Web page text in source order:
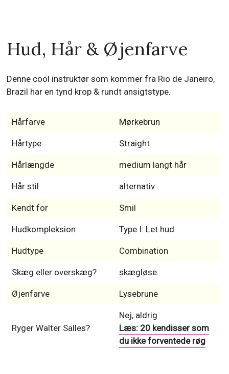
Hud, Hår & Øjenfarve
Denne cool instruktør som kommer fra Rio de Janeiro,
Brazil har en tynd krop & rundt ansigtstype.
Hårfarve Mørkebrun
Hårtype Straight
Hårlængde medium langt hår
Hår stil alternativ
Kendt for Smil
Hudkompleksion Type I: Let hud
Hudtype Combination
Skæg eller overskæg? skægløse
Øjenfarve Lysebrune
Ryger Walter Salles?
Nej, aldrig
Læs: 20 kendisser som
du ikke forventede røg